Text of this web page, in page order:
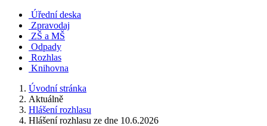
Úřední deska
Zpravodaj
ZŠ a MŠ
Odpady
Rozhlas
Knihovna
Úvodní stránka
Aktuálně
Hlášení rozhlasu
Hlášení rozhlasu ze dne 10.6.2026